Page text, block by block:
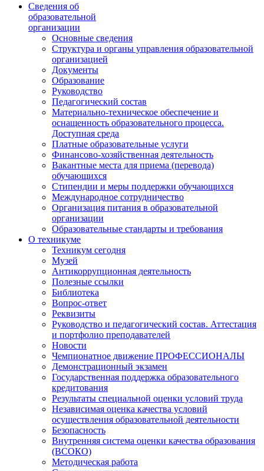
Сведения об
образовательной
организации
Основные сведения
Структура и органы управления образовательной
организацией
Документы
Образование
Руководство
Педагогический состав
Материально-техническое обеспечение и
оснащенность образовательного процесса.
Доступная среда
Платные образовательные услуги
Финансово-хозяйственная деятельность
Вакантные места для приема (перевода)
обучающихся
Стипендии и меры поддержки обучающихся
Международное сотрудничество
Организация питания в образовательной
организации
Образовательные стандарты и требования
О техникуме
Техникум сегодня
Музей
Антикоррупционная деятельность
Полезные ссылки
Библиотека
Вопрос-ответ
Реквизиты
Руководство и педагогический состав. Аттестация
и портфолио преподавателей
Новости
Чемпионатное движение ПРОФЕССИОНАЛЫ
Демонстрационный экзамен
Государственная поддержка образовательного
кредитования
Результаты специальной оценки условий труда
Независимая оценка качества условий
осуществления образовательной деятельности
Безопасность
Внутренняя система оценки качества образования
(ВСОКО)
Методическая работа